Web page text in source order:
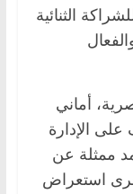
الثنائية
أماني
الإدارة
ممثلة عن
جرى استعراض